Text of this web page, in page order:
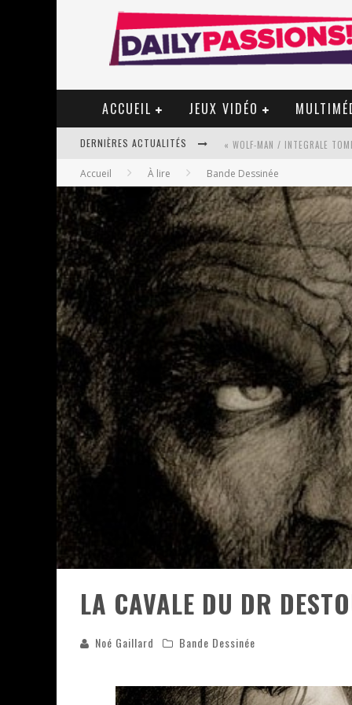
ACCUEIL JEUX VIDÉO
DERNIÈRES ACTUALITÉS « WOLF-MAN / INTEGRALE
« MON VILLAGE RÉVOLTÉ » -
STAR FOX
PSYRIVER 2026 : LA MAGIE
« MOFUSAND / PARLER
ASSASSIN'S CREED BLACK FLAG
« LE VENT DAND LES SAULES »
« DAMN THEM ALL » - UN DUO
YOSHI AND THE MYSTERIOUS
Accueil À lire Bande Dessinée
LA CAVALE DU DR
Noé Gaillard Bande Dessinée